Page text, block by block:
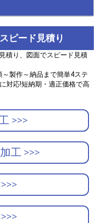
ピード見積り
積り、図面でスピード見積
製作～納品まで簡単4ステ
対応!短納期・適正価格で高
>>>
工 >>>